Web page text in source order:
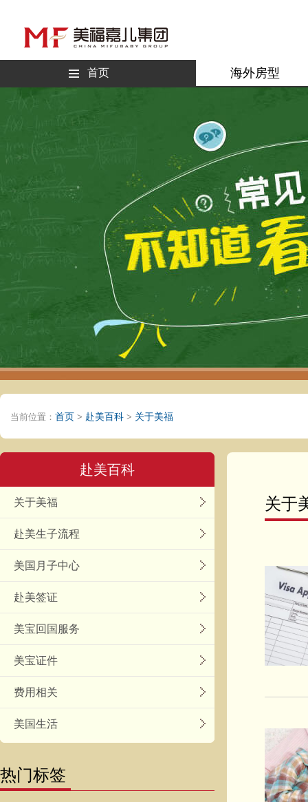
首页 海外房型
当前位置： 首页 > 赴美百科 > 关于美福
赴美百科
关于美福
赴美生子流程
美国月子中心
赴美签证
美宝回国服务
美宝证件
费用相关
美国生活
热门标签
关于